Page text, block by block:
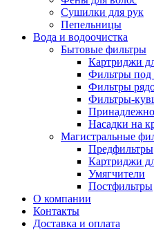
Сушилки для рук
Пепельницы
Вода и водоочистка
Бытовые фильтры
Картриджи
Фильтры под
Фильтры
Фильтры-
Насадки на
Магистральные
Предфильтры
Картриджи
Умягчители
Постфильтры
О компании
Контакты
Доставка и оплата